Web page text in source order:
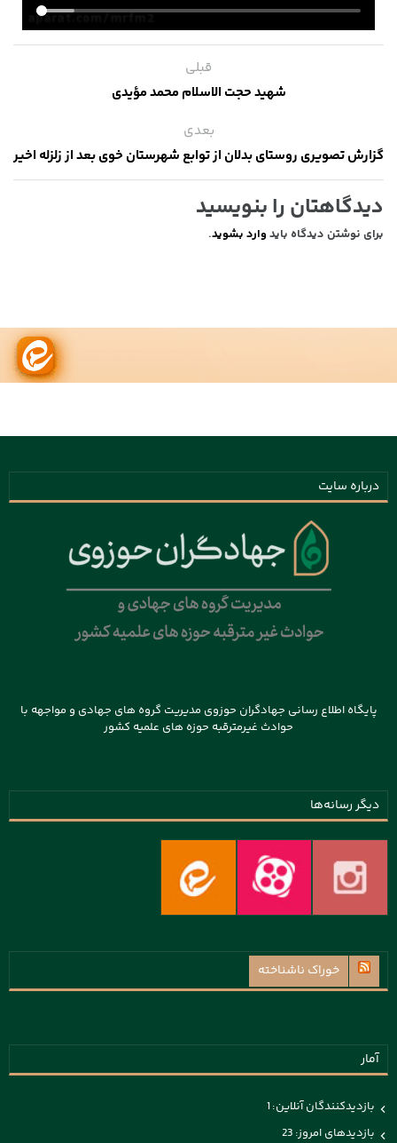
قبلی
شهید حجت الاسلام محمد مؤیدی
بعدی
گزارش تصویری روستای بدلان از توابع شهرستان خوی بعد از زلزله اخیر
دیدگاهتان را بنویسید
برای نوشتن دیدگاه باید وارد بشوید.
درباره سایت
پایگاه اطلاع رسانی جهادگران حوزوی مدیریت گروه های جهادی و مواجهه با
حوادث غیرمترقبه حوزه های علمیه کشور
دیگر رسانه‌ها
خوراک ناشناخته
آمار
بازدیدکنندگان آنلاین:1
بازدیدهای امروز: 23